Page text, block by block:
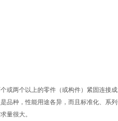
个或两个以上的零件（或构件）紧固连接
品种 ，性能用途各异，而且标准化、系
量很大。